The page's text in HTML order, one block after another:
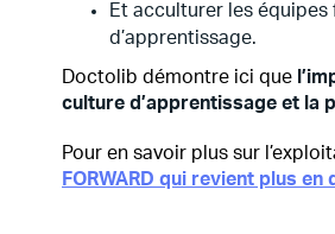
Et acculturer les
d’apprentissage.
Doctolib démontre ici que
culture d’apprentissage et la
Pour en savoir plus sur
FORWARD qui revient plus